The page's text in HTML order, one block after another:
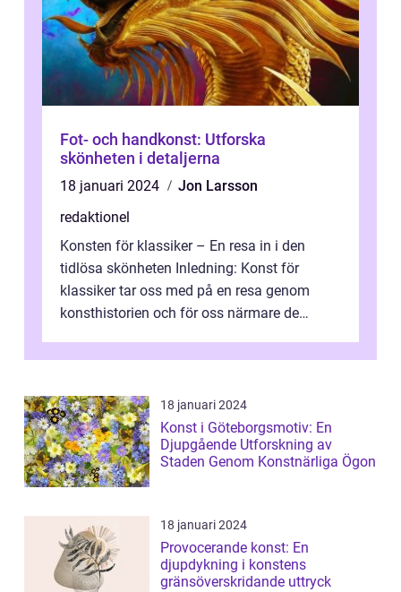
Fot- och handkonst: Utforska
skönheten i detaljerna
18 januari 2024
Jon Larsson
redaktionel
Konsten för klassiker – En resa in i den
tidlösa skönheten Inledning: Konst för
klassiker tar oss med på en resa genom
konsthistorien och för oss närmare de
18 januari 2024
Konst i Göteborgsmotiv: En
Djupgående Utforskning av
Staden Genom Konstnärliga Ögon
18 januari 2024
Provocerande konst: En
djupdykning i konstens
gränsöverskridande uttryck